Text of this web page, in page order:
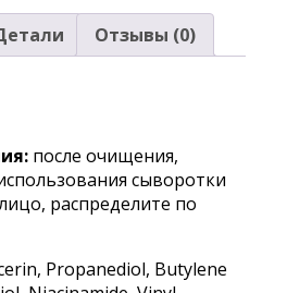
Отзывы (0)
после очищения,
сыворотки
распределите по
Propanediol, Butylene